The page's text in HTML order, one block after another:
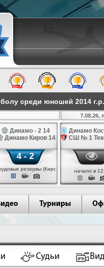
среди юношей 2014 г.р.
Динамо - 2 14
Динамо Киров 14
4 - 2
резервы (Киров)
7.08.26,
Динамо
СШ № 1
начало в
Турниры
Судьи